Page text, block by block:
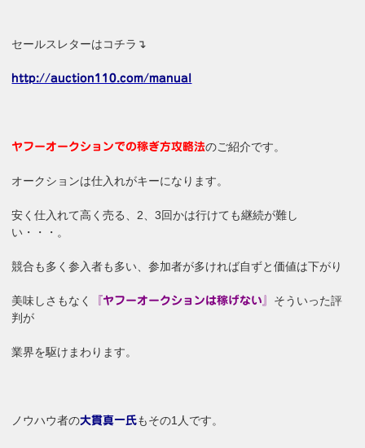
セールスレターはコチラ↴
http://auction110.com/manual
ヤフーオークションでの稼ぎ方攻略法のご紹介です。
オークションは仕入れがキーになります。
安く仕入れて高く売る、2、3回かは行けても継続が難し
い・・・。
競合も多く参入者も多い、参加者が多ければ自ずと価値は下がり
美味しさもなく 『ヤフーオークションは稼げない』 そういった評
判が
業界を駆けまわります。
ノウハウ者の大貫真一氏もその1人です。